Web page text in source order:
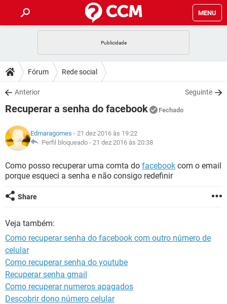
MENU
CELULAR
OUTLOOK
INSTAGRAM GMAIL
GUIA DE COMPRAS
DICAS
JOGOS
INSTAGRAM GMAIL
GUIA DE COMPRAS
DOWNLOADS
JOGOS WHATSAPP
CELULAR
OUTLOOK EXCEL
GMAIL
GUIA DE COMPRAS
FÓRUM
JOGOS WHATSAPP
CELULAR
OUTLOOK EXCEL
GLOSSÁRIO
WHATSAPP
CELULAR FACEBOOK
OUTLOOK
GUIA DE COMPRAS
Fórum Rede social
Anterior Seguinte
Recuperar a senha do facebook Fechado
Edmaragomes - 21 dez 2016 às 19:22
Perfil bloqueado - 21 dez 2016 às 20:38
Como posso recuperar uma comta do facebook com o email
porque esqueci a senha e não consigo redefinir
Share
Veja também:
Como recuperar senha do facebook com outro número de
celular
Como recuperar senha do youtube
Recuperar senha gmail
Como recuperar numeros apagados
Descobrir dono número celular